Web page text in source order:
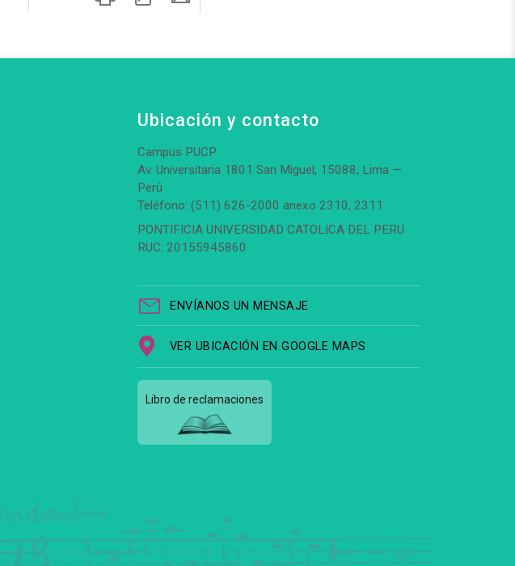
Ubicación y contacto
Campus PUCP
Av. Universitaria 1801 San Miguel, 15088, Lima —
Perú
Teléfono: (511) 626-2000 anexo 2310, 2311
PONTIFICIA UNIVERSIDAD CATOLICA DEL PERU
RUC: 20155945860
ENVÍANOS UN MENSAJE
VER UBICACIÓN EN GOOGLE MAPS
Libro de reclamaciones